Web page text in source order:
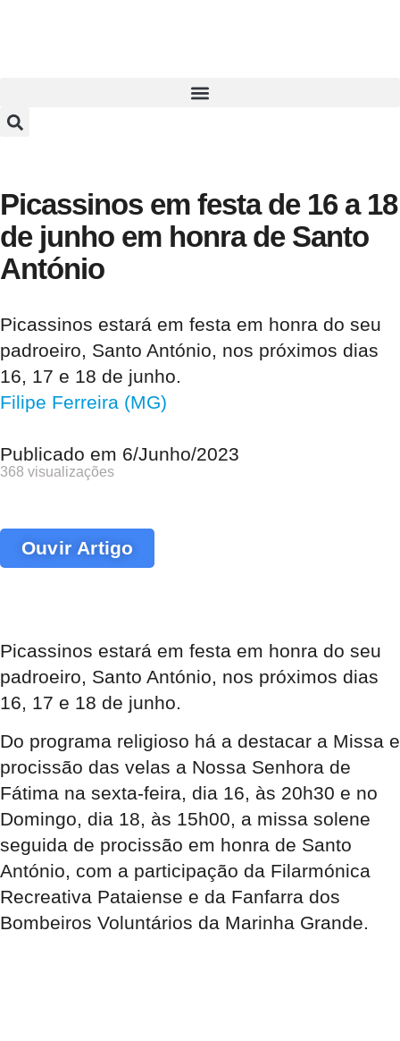
Picassinos em festa de 16 a 18
de junho em honra de Santo
António
Picassinos estará em festa em honra do seu
padroeiro, Santo António, nos próximos dias
16, 17 e 18 de junho.
Filipe Ferreira (MG)
Publicado em 6/Junho/2023
368 visualizações
Ouvir Artigo
Picassinos estará em festa em honra do seu
padroeiro, Santo António, nos próximos dias
16, 17 e 18 de junho.
Do programa religioso há a destacar a Missa e
procissão das velas a Nossa Senhora de
Fátima na sexta-feira, dia 16, às 20h30 e no
Domingo, dia 18, às 15h00, a missa solene
seguida de procissão em honra de Santo
António, com a participação da Filarmónica
Recreativa Pataiense e da Fanfarra dos
Bombeiros Voluntários da Marinha Grande.